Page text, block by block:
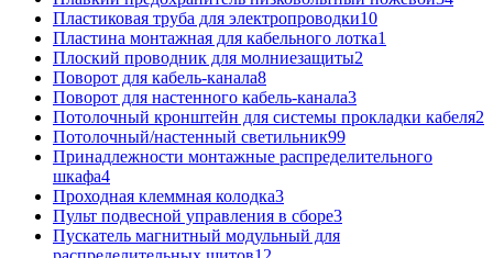
Пластиковая труба для электропроводки10
Пластина монтажная для кабельного лотка1
Плоский проводник для молниезащиты2
Поворот для кабель-канала8
Поворот для настенного кабель-канала3
Потолочный кронштейн для системы прокладки кабеля2
Потолочный/настенный светильник99
Принадлежности монтажные распределительного
шкафа4
Проходная клеммная колодка3
Пульт подвесной управления в сборе3
Пускатель магнитный модульный для